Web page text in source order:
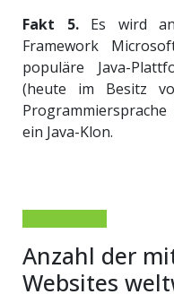
Fakt 5.Es wird
Framework
populäre Java-
(heute im Besitz
ein Java-Klon.
Anzahl der
Websites